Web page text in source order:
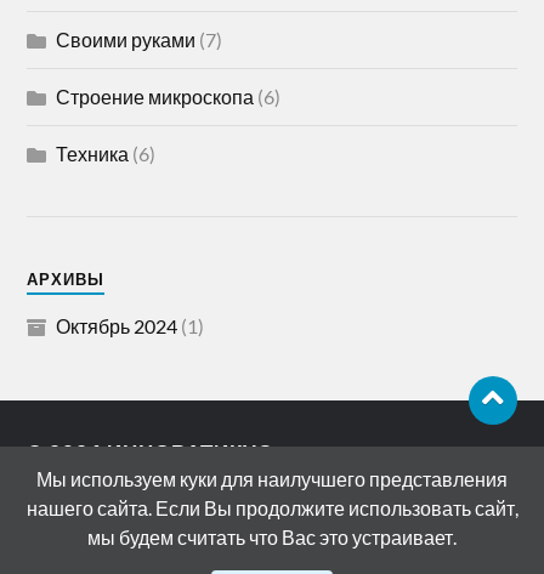
Своими руками (7)
Строение микроскопа (6)
Техника (6)
АРХИВЫ
Октябрь 2024 (1)
© 2026ИННОВАТИКУС
АДРЕС: 119072, РОССИЯ, МОСКВА,
БОЛОТНАЯ НАБЕРЕЖНАЯ, ДОМ 15
СТРОЕНИЕ 11
Мы используем куки для наилучшего представления
нашего сайта. Если Вы продолжите использовать сайт,
мы будем считать что Вас это устраивает.